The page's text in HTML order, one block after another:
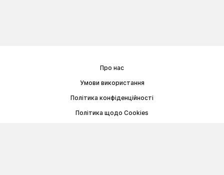
Про нас
Умови використання
Політика конфіденційності
Політика щодо Cookies